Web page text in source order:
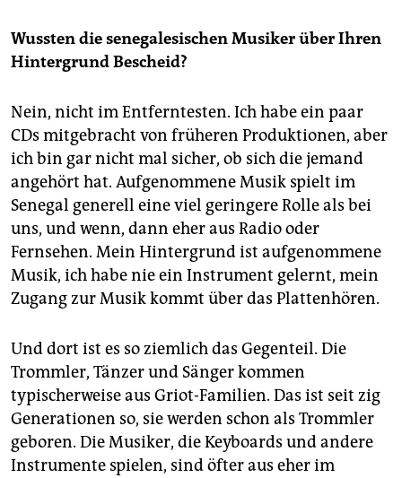
Wussten die senegalesischen Musiker über Ihren
Hintergrund Bescheid?
Nein, nicht im Entferntesten. Ich habe ein paar
CDs mitgebracht von früheren Produktionen, aber
ich bin gar nicht mal sicher, ob sich die jemand
angehört hat. Aufgenommene Musik spielt im
Senegal generell eine viel geringere Rolle als bei
uns, und wenn, dann eher aus Radio oder
Fernsehen. Mein Hintergrund ist aufgenommene
Musik, ich habe nie ein Instrument gelernt, mein
Zugang zur Musik kommt über das Plattenhören.
Und dort ist es so ziemlich das Gegenteil. Die
Trommler, Tänzer und Sänger kommen
typischerweise aus Griot-Familien. Das ist seit zig
Generationen so, sie werden schon als Trommler
geboren. Die Musiker, die Keyboards und andere
Instrumente spielen, sind öfter aus eher im